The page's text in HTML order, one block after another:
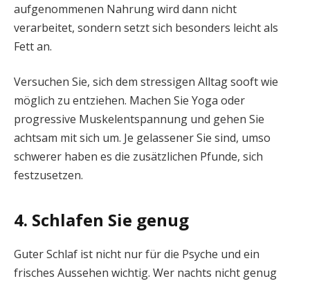
aufgenommenen Nahrung wird dann nicht
verarbeitet, sondern setzt sich besonders leicht als
Fett an.
Versuchen Sie, sich dem stressigen Alltag sooft wie
möglich zu entziehen. Machen Sie Yoga oder
progressive Muskelentspannung und gehen Sie
achtsam mit sich um. Je gelassener Sie sind, umso
schwerer haben es die zusätzlichen Pfunde, sich
festzusetzen.
4. Schlafen Sie genug
Guter Schlaf ist nicht nur für die Psyche und ein
frisches Aussehen wichtig. Wer nachts nicht genug